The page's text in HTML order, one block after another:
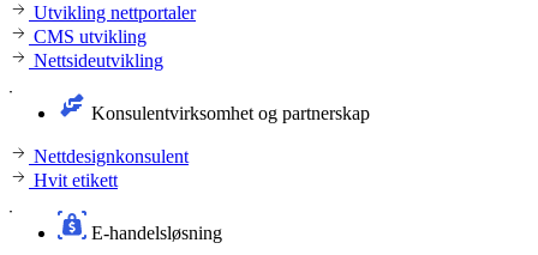
Utvikling nettportaler
CMS utvikling
Nettsideutvikling
Konsulentvirksomhet og partnerskap
Nettdesignkonsulent
Hvit etikett
E-handelsløsning